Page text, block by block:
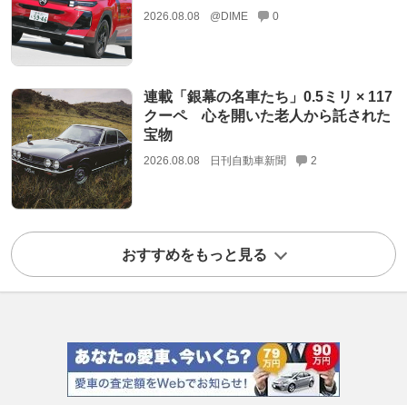
2026.08.08 @DIME 0
連載「銀幕の名車たち」0.5ミリ × 117
クーペ 心を開いた老人から託された
宝物
2026.08.08 日刊自動車新聞 2
おすすめをもっと見る